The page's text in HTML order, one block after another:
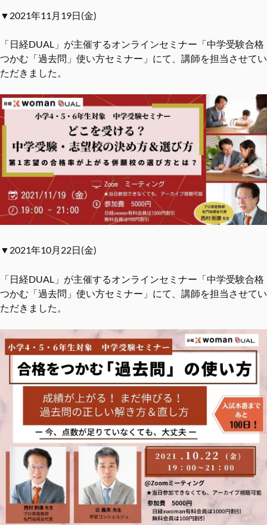
▼2021年11月19日(金)
「日経DUAL」が主催するオンラインセミナー「中学受験合格
つかむ「過去問」使い方セミナー」にて、講師を担当させてい
ただきました。
▼2021年10月22日(金)
「日経DUAL」が主催するオンラインセミナー「中学受験合格
つかむ「過去問」使い方セミナー」にて、講師を担当させてい
ただきました。